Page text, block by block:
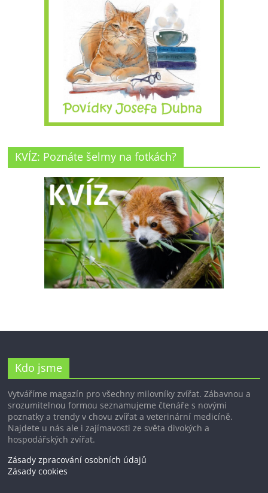
KVÍZ: Poznáte šelmy na fotkách?
Kdo jsme
Vytváříme magazín pro všechny milovníky zvířat. Zábavnou a
srozumitelnou formou seznamujeme čtenáře s novými
poznatky a trendy v chovu zvířat a veterinární medicíně.
Najdete u nás ale i zajímavosti ze světa divokých a
hospodářských zvířat.
Zásady zpracování osobních údajů
Zásady cookies